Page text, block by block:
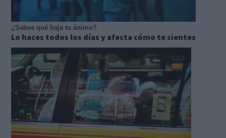
¿Sabes qué baja tu ánimo?
Lo haces todos los días y afecta cómo te sientes